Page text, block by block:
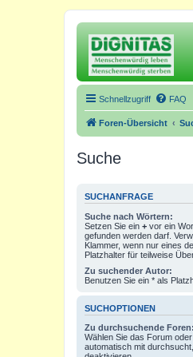
Schnellzugriff FAQ
Foren-Übersicht
Suche
SUCHANFRAGE
Suche nach Wörtern:
Setzen Sie ein + vor ein
gefunden werden darf.
Klammer, wenn nur eines
Platzhalter für teilweise
Zu suchender Autor:
Benutzen Sie ein * als
SUCHOPTIONEN
Zu durchsuchende Foren:
Wählen Sie das Forum
automatisch mit